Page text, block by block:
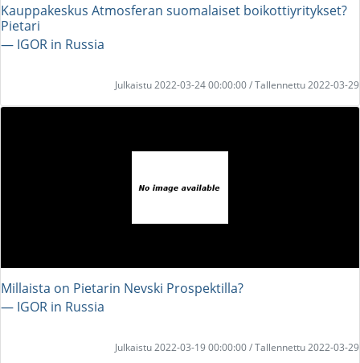
Kauppakeskus Atmosferan suomalaiset boikottiyritykset?
Pietari
― IGOR in Russia
Julkaistu 2022-03-24 00:00:00 / Tallennettu 2022-03-29
Millaista on Pietarin Nevski Prospektilla?
― IGOR in Russia
Julkaistu 2022-03-19 00:00:00 / Tallennettu 2022-03-29